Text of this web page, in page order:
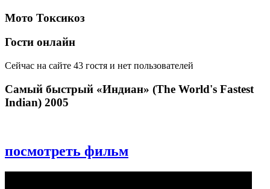
Мото Токсикоз
Гости онлайн
Сейчас на сайте 43 гостя и нет пользователей
Самый быстрый «Индиан» (The World's Fastest
Indian) 2005
посмотреть фильм